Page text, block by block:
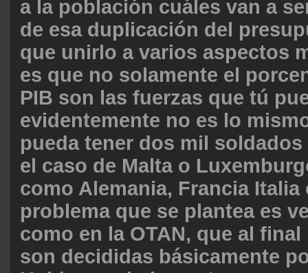
a la población cuáles van a
de esa duplicación del
que unirlo a varios aspectos
es que no solamente el
PIB son las fuerzas que tú
evidentemente no es lo
pueda tener dos mil
el caso de Malta o
como Alemania, Francia Italia
problema que se plantea es
como en la OTAN, que al
son decididas básicamente